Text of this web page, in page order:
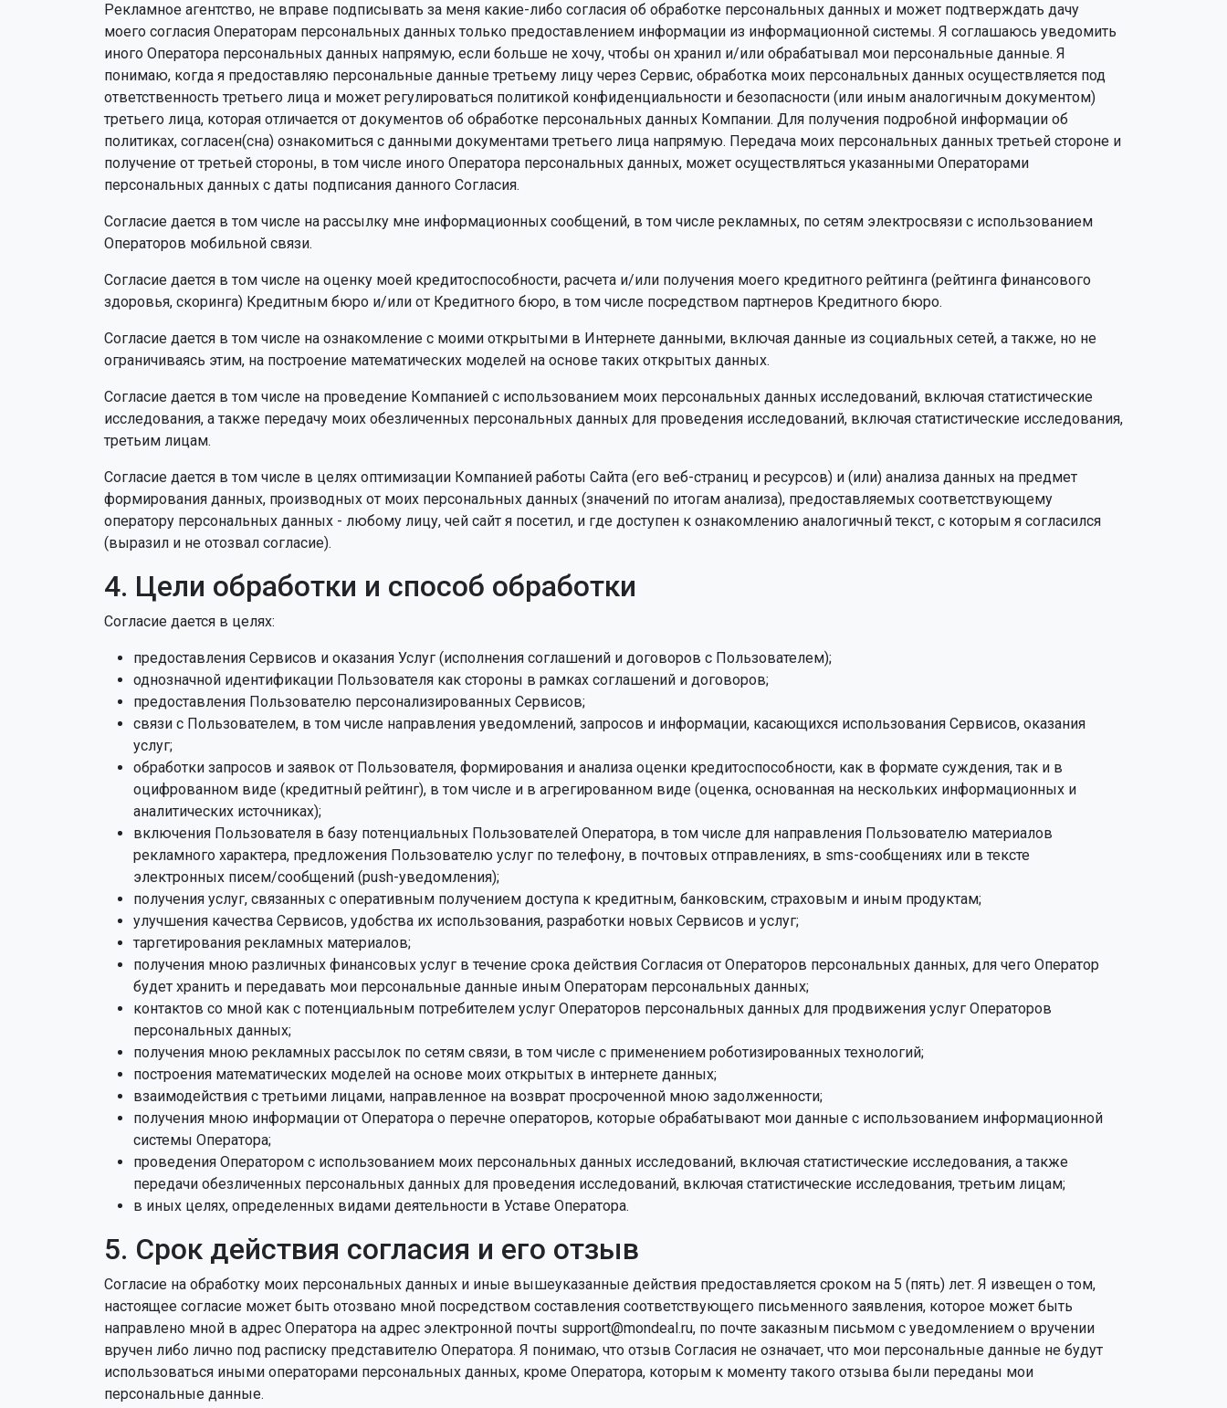
Рекламное агентство, не вправе подписывать за меня какие-либо согласия об обработке персональных данных и может подтверждать дачу
моего согласия Операторам персональных данных только предоставлением информации из информационной системы. Я соглашаюсь уведомить
иного Оператора персональных данных напрямую, если больше не хочу, чтобы он хранил и/или обрабатывал мои персональные данные. Я
понимаю, когда я предоставляю персональные данные третьему лицу через Сервис, обработка моих персональных данных осуществляется под
ответственность третьего лица и может регулироваться политикой конфиденциальности и безопасности (или иным аналогичным документом)
третьего лица, которая отличается от документов об обработке персональных данных Компании. Для получения подробной информации об
политиках, согласен(сна) ознакомиться с данными документами третьего лица напрямую. Передача моих персональных данных третьей стороне и
получение от третьей стороны, в том числе иного Оператора персональных данных, может осуществляться указанными Операторами
персональных данных с даты подписания данного Согласия.
Согласие дается в том числе на рассылку мне информационных сообщений, в том числе рекламных, по сетям электросвязи с использованием
Операторов мобильной связи.
Согласие дается в том числе на оценку моей кредитоспособности, расчета и/или получения моего кредитного рейтинга (рейтинга финансового
здоровья, скоринга) Кредитным бюро и/или от Кредитного бюро, в том числе посредством партнеров Кредитного бюро.
Согласие дается в том числе на ознакомление с моими открытыми в Интернете данными, включая данные из социальных сетей, а также, но не
ограничиваясь этим, на построение математических моделей на основе таких открытых данных.
Согласие дается в том числе на проведение Компанией с использованием моих персональных данных исследований, включая статистические
исследования, а также передачу моих обезличенных персональных данных для проведения исследований, включая статистические исследования,
третьим лицам.
Согласие дается в том числе в целях оптимизации Компанией работы Сайта (его веб-страниц и ресурсов) и (или) анализа данных на предмет
формирования данных, производных от моих персональных данных (значений по итогам анализа), предоставляемых соответствующему
оператору персональных данных - любому лицу, чей сайт я посетил, и где доступен к ознакомлению аналогичный текст, с которым я согласился
(выразил и не отозвал согласие).
4. Цели обработки и способ обработки
Согласие дается в целях:
предоставления Сервисов и оказания Услуг (исполнения соглашений и договоров с Пользователем);
однозначной идентификации Пользователя как стороны в рамках соглашений и договоров;
предоставления Пользователю персонализированных Сервисов;
связи с Пользователем, в том числе направления уведомлений, запросов и информации, касающихся использования Сервисов, оказания
услуг;
обработки запросов и заявок от Пользователя, формирования и анализа оценки кредитоспособности, как в формате суждения, так и в
оцифрованном виде (кредитный рейтинг), в том числе и в агрегированном виде (оценка, основанная на нескольких информационных и
аналитических источниках);
включения Пользователя в базу потенциальных Пользователей Оператора, в том числе для направления Пользователю материалов
рекламного характера, предложения Пользователю услуг по телефону, в почтовых отправлениях, в sms-сообщениях или в тексте
электронных писем/сообщений (push-уведомления);
получения услуг, связанных с оперативным получением доступа к кредитным, банковским, страховым и иным продуктам;
улучшения качества Сервисов, удобства их использования, разработки новых Сервисов и услуг;
таргетирования рекламных материалов;
получения мною различных финансовых услуг в течение срока действия Согласия от Операторов персональных данных, для чего Оператор
будет хранить и передавать мои персональные данные иным Операторам персональных данных;
контактов со мной как с потенциальным потребителем услуг Операторов персональных данных для продвижения услуг Операторов
персональных данных;
получения мною рекламных рассылок по сетям связи, в том числе с применением роботизированных технологий;
построения математических моделей на основе моих открытых в интернете данных;
взаимодействия с третьими лицами, направленное на возврат просроченной мною задолженности;
получения мною информации от Оператора о перечне операторов, которые обрабатывают мои данные с использованием информационной
системы Оператора;
проведения Оператором с использованием моих персональных данных исследований, включая статистические исследования, а также
передачи обезличенных персональных данных для проведения исследований, включая статистические исследования, третьим лицам;
в иных целях, определенных видами деятельности в Уставе Оператора.
5. Срок действия согласия и его отзыв
Согласие на обработку моих персональных данных и иные вышеуказанные действия предоставляется сроком на 5 (пять) лет. Я извещен о том,
настоящее согласие может быть отозвано мной посредством составления соответствующего письменного заявления, которое может быть
направлено мной в адрес Оператора на адрес электронной почты support@mondeal.ru, по почте заказным письмом с уведомлением о вручении
вручен либо лично под расписку представителю Оператора. Я понимаю, что отзыв Согласия не означает, что мои персональные данные не будут
использоваться иными операторами персональных данных, кроме Оператора, которым к моменту такого отзыва были переданы мои
персональные данные.